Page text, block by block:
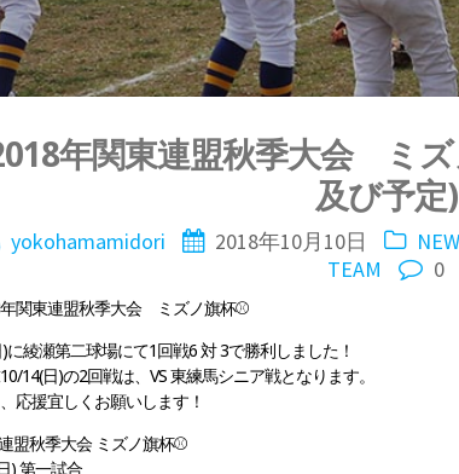
年関東連盟秋季大会 ミズ
及び予定)
yokohamamidori 2018年10月10日
TEAM
0
年関東連盟秋季大会 ミズノ旗杯⚾
に綾瀬第二球場にて1回戦6 対 3で勝利しました！
14(日)の2回戦は、VS 東練馬シニア戦となります。
応援宜しくお願いします！
盟秋季大会 ミズノ旗杯⚾
) 第一試合